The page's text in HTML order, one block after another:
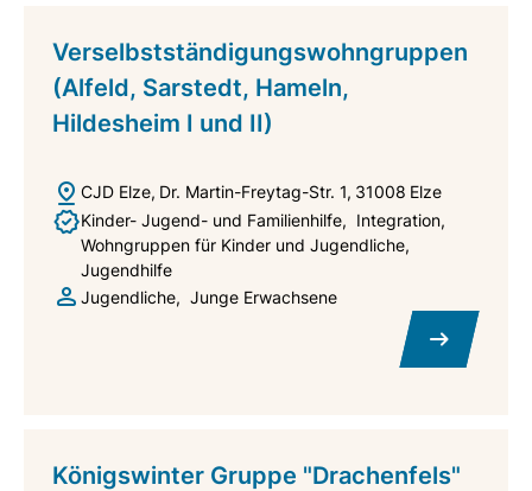
Verselbstständigungswohngruppen
(Alfeld, Sarstedt, Hameln,
Hildesheim I und II)
CJD Elze Dr. Martin-Freytag-Str. 1 31008 Elze
Kinder- Jugend- und Familienhilfe
Integration
Wohngruppen für Kinder und Jugendliche
Jugendhilfe
Jugendliche
Junge Erwachsene
Königswinter Gruppe "Drachenfels"